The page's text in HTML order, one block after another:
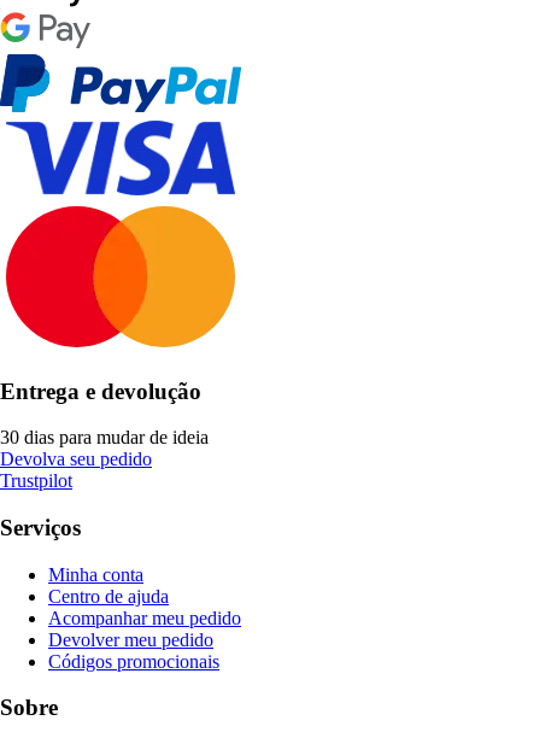
Entrega e devolução
30 dias para mudar de ideia
Devolva seu pedido
Trustpilot
Serviços
Minha conta
Centro de ajuda
Acompanhar meu pedido
Devolver meu pedido
Códigos promocionais
Sobre